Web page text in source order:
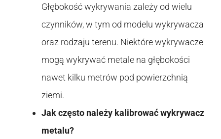
Głębokość wykrywania zależy od wielu
czynników, w tym od modelu wykrywacza
oraz rodzaju terenu. Niektóre wykrywacze
mogą wykrywać metale na głębokości
nawet kilku metrów pod powierzchnią
ziemi.
Jak często należy kalibrować wykrywacz
metalu?